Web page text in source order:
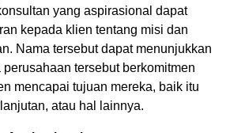
yang aspirasional dapat
kepada klien tentang misi dan
Nama tersebut dapat menunjukkan
tersebut berkomitmen
mencapai tujuan mereka, baik itu
atau hal lainnya.